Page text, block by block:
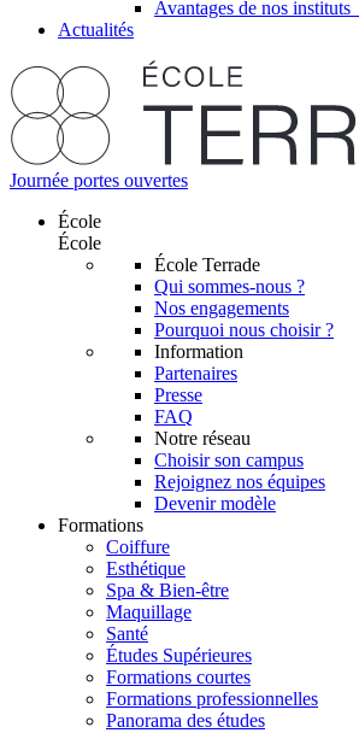
Avantages de nos instituts
Actualités
Journée portes ouvertes
École
École
École Terrade
Qui sommes-nous ?
Nos engagements
Pourquoi nous choisir ?
Information
Partenaires
Presse
FAQ
Notre réseau
Choisir son campus
Rejoignez nos équipes
Devenir modèle
Formations
Coiffure
Esthétique
Spa & Bien-être
Maquillage
Santé
Études Supérieures
Formations courtes
Formations professionnelles
Panorama des études